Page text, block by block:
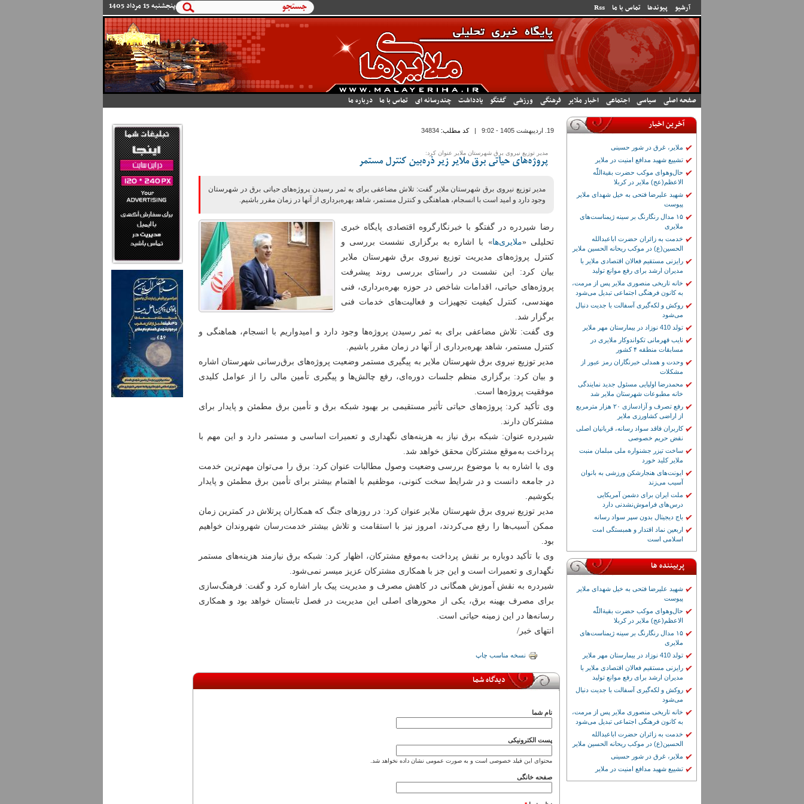
آرشیو پیوندها تماس با ما Rss پنجشنبه 15 مرداد 1405 فرم جستجو
جستجو
صفحه اصلی سیاسی اجتماعی اخبار ملایر فرهنگی ورزشی گفتگو یادداشت چندرسانه ای تماس با ما درباره ما
19. ارديبهشت 1405 - 9:02 |کد مطلب:34834
مدیر توزیع نیروی برق شهرستان ملایر عنوان کرد:
پروژه‌های حیاتی برق ملایر زیر ذره‌بین کنترل مستمر
مدیر توزیع نیروی برق شهرستان ملایر گفت: تلاش مضاعفی برای به ثمر رسیدن پروژه‌های حیاتی برق در شهرستان
وجود دارد و امید است با انسجام، هماهنگی و کنترل مستمر، شاهد بهره‌برداری از آنها در زمان مقرر باشیم.
رضا شیردره در گفتگو با خبرنگارگروه اقتصادی پایگاه خبری
تحلیلی «ملایری‌ها» با اشاره به برگزاری نشست بررسی و
کنترل پروژه‌های مدیریت توزیع نیروی برق شهرستان ملایر
بیان کرد: این نشست در راستای بررسی روند پیشرفت
پروژه‌های حیاتی، اقدامات شاخص در حوزه بهره‌برداری، فنی
مهندسی، کنترل کیفیت تجهیزات و فعالیت‌های خدمات فنی
برگزار شد.
وی گفت: تلاش مضاعفی برای به ثمر رسیدن پروژه‌ها وجود دارد و امیدواریم با انسجام، هماهنگی و
کنترل مستمر، شاهد بهره‌برداری از آنها در زمان مقرر باشیم.
مدیر توزیع نیروی برق شهرستان ملایر به پیگیری مستمر وضعیت پروژه‌های برق‌رسانی شهرستان اشاره
و بیان کرد: برگزاری منظم جلسات دوره‌ای، رفع چالش‌ها و پیگیری تأمین مالی را از عوامل کلیدی
موفقیت پروژه‌ها است.
وی تأکید کرد: پروژه‌های حیاتی تأثیر مستقیمی بر بهبود شبکه برق و تأمین برق مطمئن و پایدار برای
مشترکان دارند.
شیردره عنوان: شبکه برق نیاز به هزینه‌های نگهداری و تعمیرات اساسی و مستمر دارد و این مهم با
پرداخت به‌موقع مشترکان محقق خواهد شد.
وی با اشاره به با موضوع بررسی وضعیت وصول مطالبات عنوان کرد: برق را می‌توان مهم‌ترین خدمت
در جامعه دانست و در شرایط سخت کنونی، موظفیم با اهتمام بیشتر برای تأمین برق مطمئن و پایدار
بکوشیم.
مدیر توزیع نیروی برق شهرستان ملایر عنوان کرد: در روزهای جنگ که همکاران پرتلاش در کمترین زمان
ممکن آسیب‌ها را رفع می‌کردند، امروز نیز با استقامت و تلاش بیشتر خدمت‌رسان شهروندان خواهیم
بود.
وی با تأکید دوباره بر نقش پرداخت به‌موقع مشترکان، اظهار کرد: شبکه برق نیازمند هزینه‌های مستمر
نگهداری و تعمیرات است و این جز با همکاری مشترکان عزیز میسر نمی‌شود.
شیردره به نقش آموزش همگانی در کاهش مصرف و مدیریت پیک بار اشاره کرد و گفت: فرهنگ‌سازی
برای مصرف بهینه برق، یکی از محورهای اصلی این مدیریت در فصل تابستان خواهد بود و همکاری
رسانه‌ها در این زمینه حیاتی است.
انتهای خبر/
نسخه مناسب چاپ
دیدگاه شما
نام شما
پست الکترونیکی
محتوای این فیلد خصوصی است و به صورت عمومی نشان داده نخواهد شد.
صفحه خانگی
آخرین اخبار
ملایر، غرق در شور حسینی
تشییع شهید مدافع امنیت در ملایر
حال‌وهوای موکب حضرت بقیة‌اللّٰه
الاعظم(عج) ملایر در کربلا
شهید علیرضا فتحی به خیل شهدای ملایر
پیوست
۱۵ مدال رنگارنگ بر سینه ژیمناست‌های
ملایری
خدمت به زائران حضرت اباعبدالله
الحسین(ع) در موکب ریحانه الحسین ملایر
رایزنی مستقیم فعالان اقتصادی ملایر با
مدیران ارشد برای رفع موانع تولید
خانه تاریخی منصوری ملایر پس از مرمت،
به کانون فرهنگی اجتماعی تبدیل می‌شود
روکش و لکه‌گیری آسفالت با جدیت دنبال
می‌شود
تولد 410 نوزاد در بیمارستان مهر ملایر
نایب قهرمانی تکواندوکار ملایری در
مسابقات منطقه ۴ کشور
وحدت و همدلی خبرنگاران رمز عبور از
مشکلات
محمدرضا اولیایی مسئول جدید نمایندگی
خانه مطبوعات شهرستان ملایر شد
رفع تصرف و آزادسازی ۲۰ هزار مترمربع
از اراضی کشاورزی ملایر
کاربران فاقد سواد رسانه، قربانیان اصلی
نقض حریم خصوصی
ساخت تیزر جشنواره ملی مبلمان منبت
ملایر کلید خورد
ایونت‌های هنجارشکن ورزشی به بانوان
آسیب می‌زند
ملت ایران برای دشمن آمریکایی
درس‌های فراموش‌نشدنی دارد
باج دیجیتال بدون سپر سواد رسانه
اربعین نماد اقتدار و همبستگی امت
اسلامی است
پربیننده ها
شهید علیرضا فتحی به خیل شهدای ملایر
پیوست
حال‌وهوای موکب حضرت بقیة‌اللّٰه
الاعظم(عج) ملایر در کربلا
۱۵ مدال رنگارنگ بر سینه ژیمناست‌های
ملایری
تولد 410 نوزاد در بیمارستان مهر ملایر
رایزنی مستقیم فعالان اقتصادی ملایر با
مدیران ارشد برای رفع موانع تولید
روکش و لکه‌گیری آسفالت با جدیت دنبال
می‌شود
خانه تاریخی منصوری ملایر پس از مرمت،
به کانون فرهنگی اجتماعی تبدیل می‌شود
خدمت به زائران حضرت اباعبدالله
الحسین(ع) در موکب ریحانه الحسین ملایر
ملایر، غرق در شور حسینی
تشییع شهید مدافع امنیت در ملایر